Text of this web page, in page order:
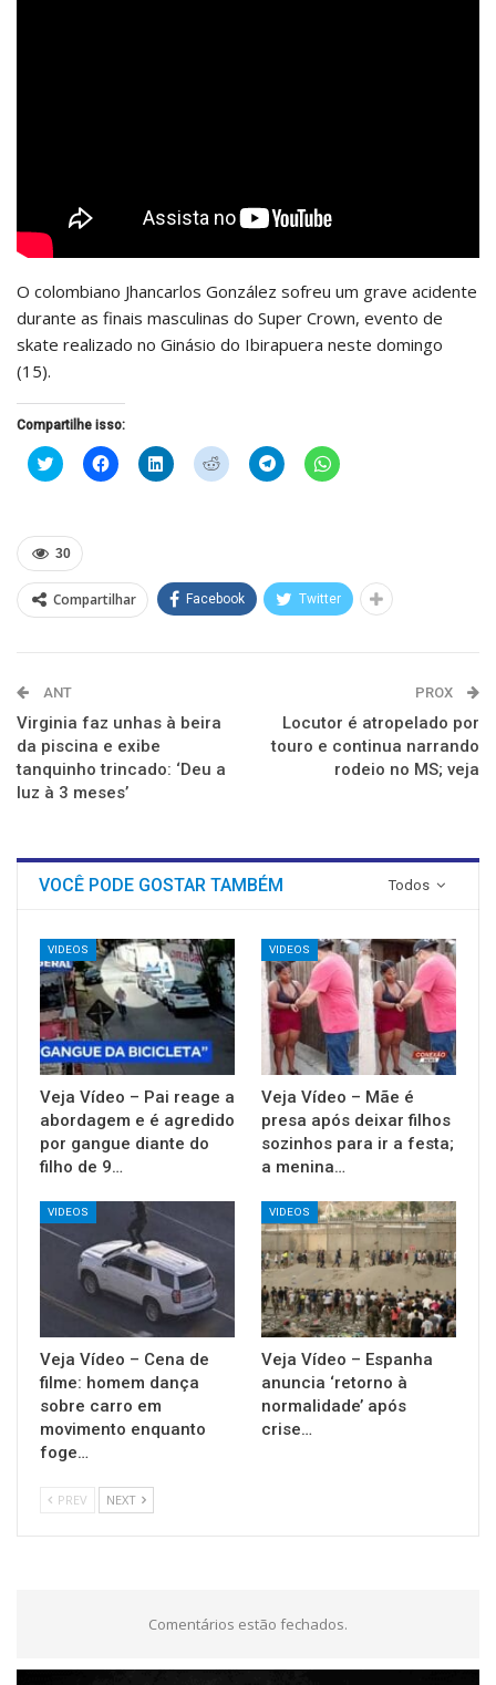
O colombiano Jhancarlos González sofreu um grave acidente
durante as finais masculinas do Super Crown, evento de
skate realizado no Ginásio do Ibirapuera neste domingo
(15).
Compartilhe isso:
Clique
para
em
nova
janela)
Clique
para
Clique
para
Clique
para
Clique
para
Clique
para
30
Compartilhar Facebook Twitter
ANT
Virginia faz unhas à beira
da piscina e exibe
tanquinho trincado: ‘Deu a
luz à 3 meses’
PROX
Locutor é atropelado por
touro e continua narrando
rodeio no MS; veja
Todos
VOCÊ PODE GOSTAR TAMBÉM
VIDEOS
Veja Vídeo – Pai reage a
abordagem e é agredido
por gangue diante do
filho de 9…
VIDEOS
Veja Vídeo – Mãe é
presa após deixar filhos
sozinhos para ir a festa;
a menina…
VIDEOS
Veja Vídeo – Cena de
filme: homem dança
sobre carro em
movimento enquanto
foge…
VIDEOS
Veja Vídeo – Espanha
anuncia ‘retorno à
normalidade’ após
crise…
PREV NEXT
Comentários estão fechados.